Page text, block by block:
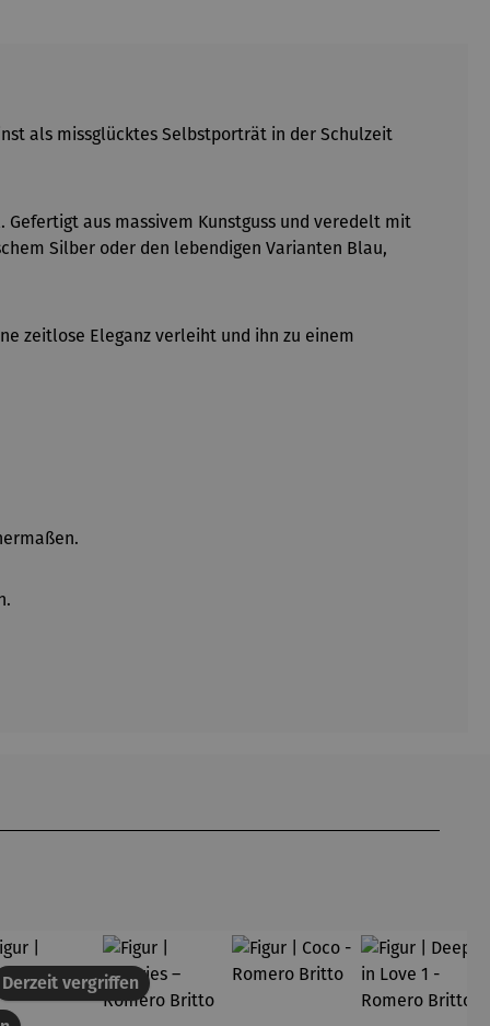
als missglücktes Selbstporträt in der Schulzeit
aus massivem Kunstguss und veredelt mit
Silber oder den lebendigen Varianten Blau,
zeitlose Eleganz verleiht und ihn zu einem
Derzeit vergriffen